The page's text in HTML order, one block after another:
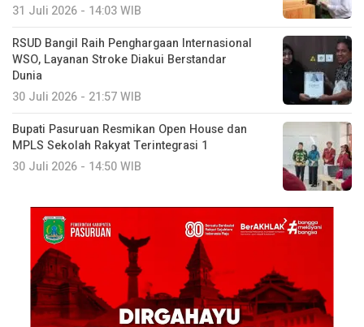
31 Juli 2026 - 14:03 WIB
RSUD Bangil Raih Penghargaan Internasional
WSO, Layanan Stroke Diakui Berstandar
Dunia
30 Juli 2026 - 21:57 WIB
Bupati Pasuruan Resmikan Open House dan
MPLS Sekolah Rakyat Terintegrasi 1
30 Juli 2026 - 14:50 WIB